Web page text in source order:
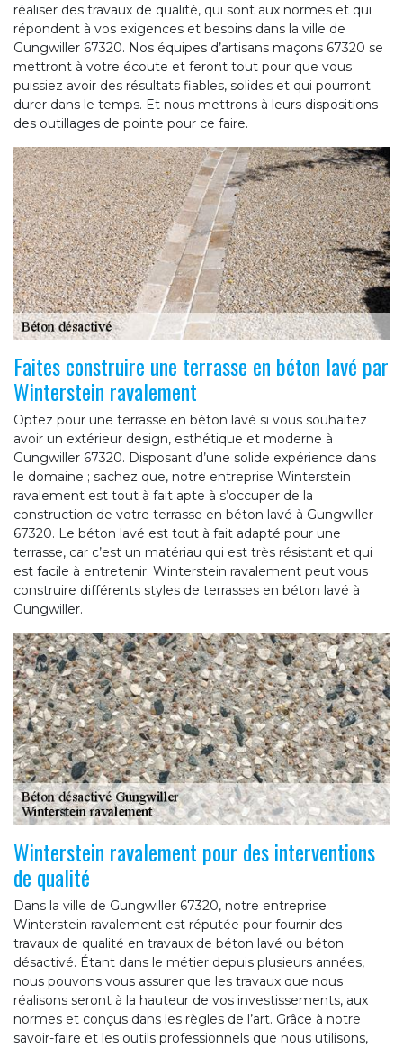
réaliser des travaux de qualité, qui sont aux normes et qui
répondent à vos exigences et besoins dans la ville de
Gungwiller 67320. Nos équipes d’artisans maçons 67320 se
mettront à votre écoute et feront tout pour que vous
puissiez avoir des résultats fiables, solides et qui pourront
durer dans le temps. Et nous mettrons à leurs dispositions
des outillages de pointe pour ce faire.
Faites construire une terrasse en béton lavé par
Winterstein ravalement
Optez pour une terrasse en béton lavé si vous souhaitez
avoir un extérieur design, esthétique et moderne à
Gungwiller 67320. Disposant d’une solide expérience dans
le domaine ; sachez que, notre entreprise Winterstein
ravalement est tout à fait apte à s’occuper de la
construction de votre terrasse en béton lavé à Gungwiller
67320. Le béton lavé est tout à fait adapté pour une
terrasse, car c’est un matériau qui est très résistant et qui
est facile à entretenir. Winterstein ravalement peut vous
construire différents styles de terrasses en béton lavé à
Gungwiller.
Winterstein ravalement pour des interventions
de qualité
Dans la ville de Gungwiller 67320, notre entreprise
Winterstein ravalement est réputée pour fournir des
travaux de qualité en travaux de béton lavé ou béton
désactivé. Étant dans le métier depuis plusieurs années,
nous pouvons vous assurer que les travaux que nous
réalisons seront à la hauteur de vos investissements, aux
normes et conçus dans les règles de l’art. Grâce à notre
savoir-faire et les outils professionnels que nous utilisons,